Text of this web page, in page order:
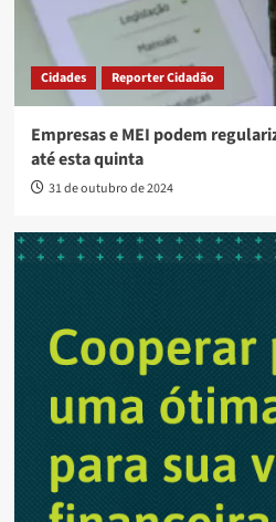
Cidades Reporter Cidadão
Empresas e MEI podem
até esta quinta
31 de outubro de 2024